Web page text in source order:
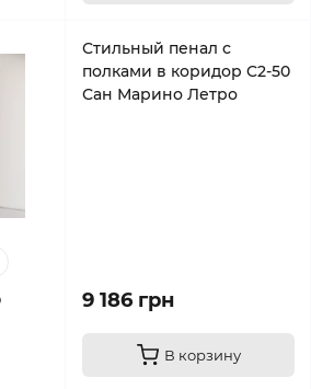
Стильный пенал с
полками в коридор C2-50
Сан Марино Летро
9 186 грн
В корзину